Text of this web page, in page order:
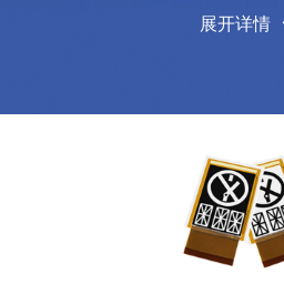
展开详情
DKE全系列产品手